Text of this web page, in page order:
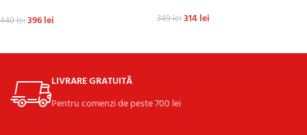
440lei396lei 349lei314lei
LIVRARE GRATUITĂ
Pentru comenzi de peste 700 lei